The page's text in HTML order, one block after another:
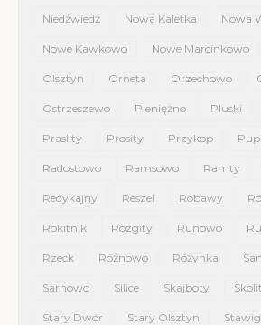
Niedźwiedź Nowa Kaletka Nowa
Nowe Kawkowo Nowe Marcinkowo
Olsztyn Orneta Orzechowo
Ostrzeszewo Pieniężno Pluski
Praslity Prosity Przykop
Radostowo Ramsowo Ramty
Redykajny Reszel Robawy
Rokitnik Rozgity Runowo
Rzeck Różnowo Różynka
Sarnowo Silice Skajboty
Stary Dwór Stary Olsztyn